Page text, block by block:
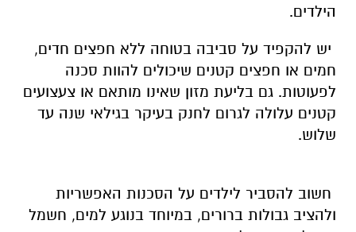
יש להקפיד על סביבה בטוחה ללא חפצים חדים,
חמים או חפצים קטנים שיכולים להוות סכנה
לפעוטות. גם בליעת מזון שאינו מותאם או צעצועים
קטנים עלולה לגרום לחנק בעיקר בגילאי שנה עד
שלוש.
חשוב להסביר לילדים על הסכנות האפשריות
ולהציב גבולות ברורים, במיוחד בנוגע למים, חשמל